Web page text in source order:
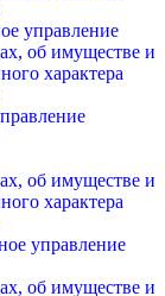
управление
об имуществе и
характера
об имуществе и
характера
управление
об имуществе и